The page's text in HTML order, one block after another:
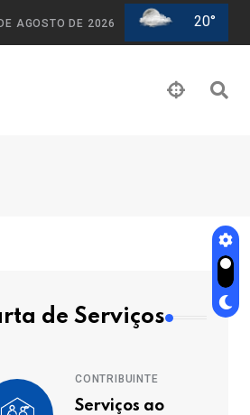
AGOSTO DE 2026 20°
de Serviços
CONTRIBUINTE
Serviços ao